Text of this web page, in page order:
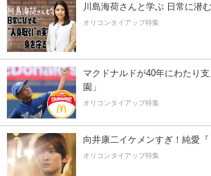
川島海荷さんと学ぶ 日常に潜
オリコンタイアップ特集
マクドナルドが40年にわたり
園」
オリコンタイアップ特集
向井康二イケメンすぎ！純愛『
オリコンタイアップ特集